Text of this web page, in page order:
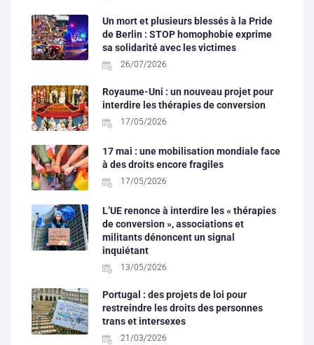
Un mort et plusieurs blessés à la Pride
de Berlin : STOP homophobie exprime
sa solidarité avec les victimes
26/07/2026
Royaume-Uni : un nouveau projet pour
interdire les thérapies de conversion
17/05/2026
17 mai : une mobilisation mondiale face
à des droits encore fragiles
17/05/2026
L’UE renonce à interdire les « thérapies
de conversion », associations et
militants dénoncent un signal
inquiétant
13/05/2026
Portugal : des projets de loi pour
restreindre les droits des personnes
trans et intersexes
21/03/2026